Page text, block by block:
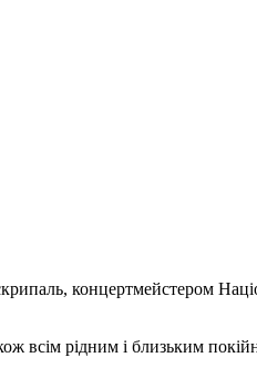
концертмейстером
всім рідним і близьким